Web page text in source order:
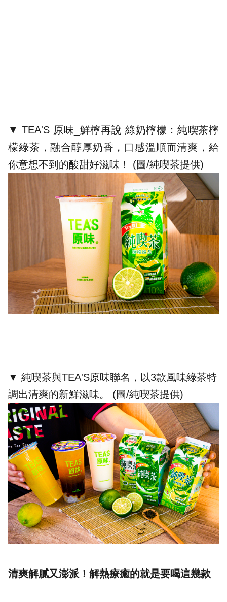
▼ TEA'S 原味_鮮檸再說 綠奶檸檬：純喫茶檸
檬綠茶，融合醇厚奶香，口感溫順而清爽，給
你意想不到的酸甜好滋味！ (圖/純喫茶提供)
▼ 純喫茶與TEA'S原味聯名，以3款風味綠茶特
調出清爽的新鮮滋味。 (圖/純喫茶提供)
清爽解膩又澎派！解熱療癒的就是要喝這幾款